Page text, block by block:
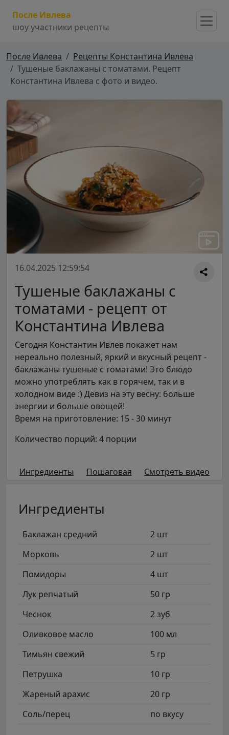
После Ивлева
шоу участники рецепты
После Ивлева
Рецепты Константина Ивлева
Тушеные баклажаны с томатами. Рецепт
Константина Ивлева с фото и видео.
16.04.2025 12:59:54
Тушеные баклажаны с
томатами - рецепт от
Константина Ивлева
Сегодня Константин Ивлев покажет нам
нереально полезный, яркий и вкусный рецепт -
баклажаны тушеные с томатами! Это блюдо
можно употреблять как в горячем, так и в
холодном виде :) Девиз на эту весну: больше
энергии и больше овощей!
Время на приготовление: 15 - 30 минут
Количество порций: 4 порции
Ингредиенты Пошаговая Смотреть видео
Ингредиенты
Баклажан средний
2 шт
Морковь
2 шт
Помидоры
4 шт
Лук репчатый
50 гр
Чеснок
2 зуб
Оливковое масло
100 мл
Тимьян свежий
5 гр
Петрушка
10 гр
Жареный арахис
20 гр
Соль/перец
по вкусу